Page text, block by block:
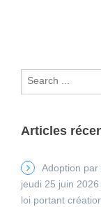
Articles
Adoption par
jeudi 25 juin
loi portant